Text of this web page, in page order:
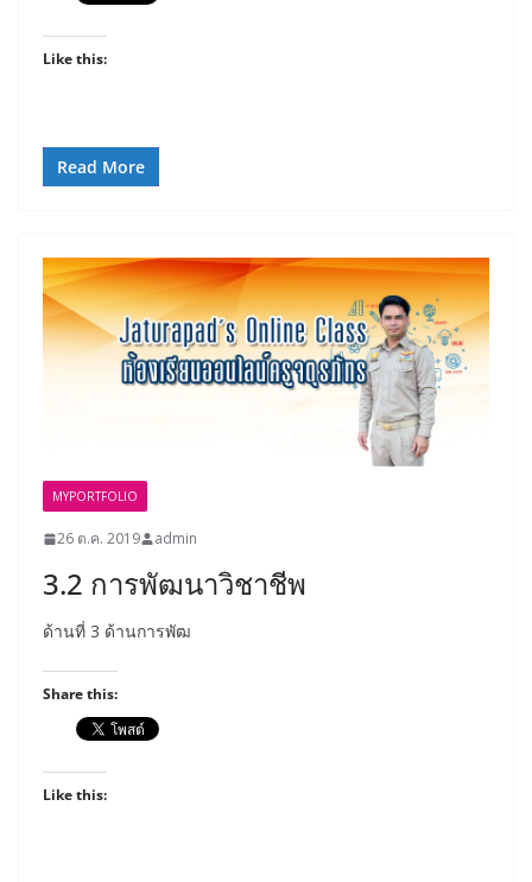
Like this:
Read More
MYPORTFOLIO
26 ต.ค. 2019 admin
3.2 การพัฒนาวิชาชีพ
ด้านที่ 3 ด้านการพัฒ
Share this:
Like this: